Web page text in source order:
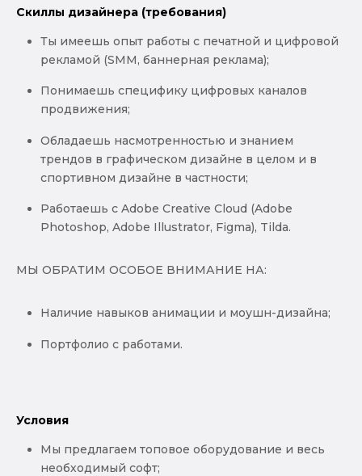
Скиллы дизайнера (требования)
Ты имеешь опыт работы с печатной и цифровой
рекламой (SMM, баннерная реклама);
Понимаешь специфику цифровых каналов
продвижения;
Обладаешь насмотренностью и знанием
трендов в графическом дизайне в целом и в
спортивном дизайне в частности;
Работаешь с Adobe Creative Cloud (Adobe
Photoshop, Adobe Illustrator, Figma), Tilda.
МЫ ОБРАТИМ ОСОБОЕ ВНИМАНИЕ НА:
Наличие навыков анимации и моушн-дизайна;
Портфолио с работами.
Условия
Мы предлагаем топовое оборудование и весь
необходимый софт;